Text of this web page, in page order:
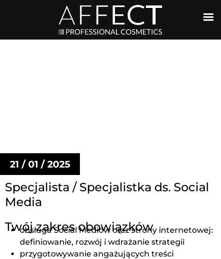
21 / 01 / 2025
Specjalista / Specjalistka ds. Social
Media
Twój zakres obowiązków
obsługa Social Mediów oraz strony internetowej:
definiowanie, rozwój i wdrażanie strategii
przygotowywanie angażujących treści